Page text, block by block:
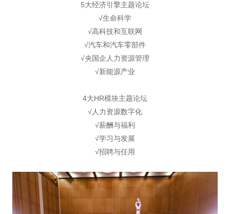
5大经济引擎主题论坛
√生命科学
√高科技和互联网
√汽车和汽车零部件
√央国企人力资源管理
√新能源产业
4大HR模块主题论坛
√人力资源数字化
√薪酬与福利
√学习与发展
√招聘与任用